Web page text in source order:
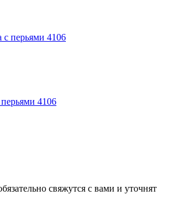
4106
свяжутся с вами и уточнят